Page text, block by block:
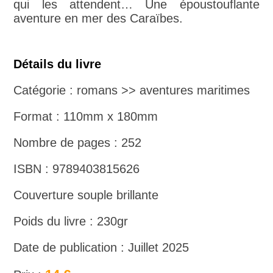
qui les attendent… Une époustouflante
aventure en mer des Caraïbes.
Détails du livre
Catégorie : romans >> aventures maritimes
Format : 110mm x 180mm
Nombre de pages : 252
ISBN : 9789403815626
Couverture souple brillante
Poids du livre : 230gr
Date de publication : Juillet 2025